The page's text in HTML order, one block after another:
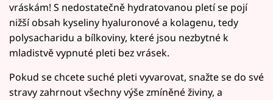
vráskám! S nedostatečně hydratovanou pletí se pojí
nižší obsah kyseliny hyaluronové a kolagenu, tedy
polysacharidu a bílkoviny, které jsou nezbytné k
mladistvě vypnuté pleti bez vrásek.
Pokud se chcete suché pleti vyvarovat, snažte se do své
stravy zahrnout všechny výše zmíněné živiny, a